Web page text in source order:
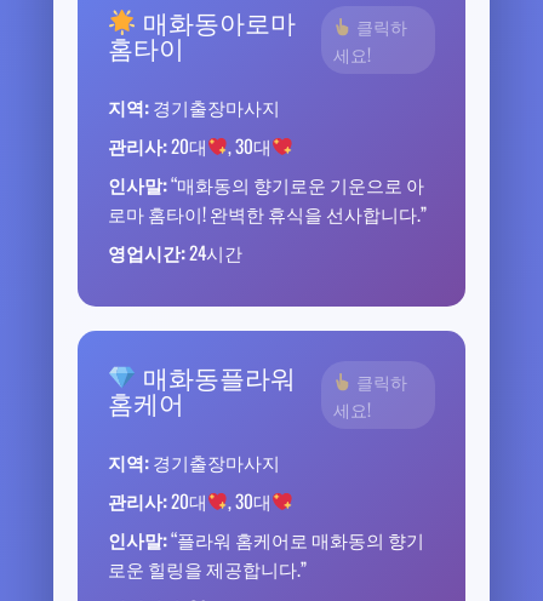
매화동아로마
홈타이
클릭하
세요!
지역:경기출장마사지
관리사:20대
, 30대
인사말:“매화동의 향기로운 기운으로 아
로마 홈타이! 완벽한 휴식을 선사합니다.”
영업시간:24시간
매화동플라워
홈케어
클릭하
세요!
지역:경기출장마사지
관리사:20대
, 30대
인사말:“플라워 홈케어로 매화동의 향기
로운 힐링을 제공합니다.”